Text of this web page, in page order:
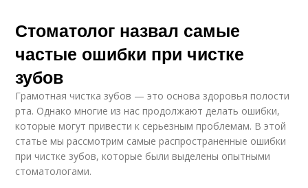
Стоматолог назвал самые
частые ошибки при чистке
зубов
Грамотная чистка зубов — это основа здоровья полости
рта. Однако многие из нас продолжают делать ошибки,
которые могут привести к серьезным проблемам. В этой
статье мы рассмотрим самые распространенные ошибки
при чистке зубов, которые были выделены опытными
стоматологами.